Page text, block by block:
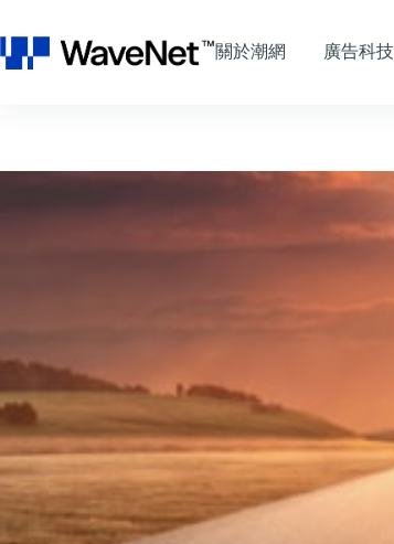
至
主
關於潮網 廣告科技